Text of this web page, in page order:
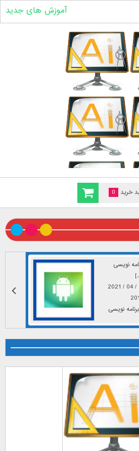
خرید 0
آموزش های جدید
نویسی
برنامه نویسی